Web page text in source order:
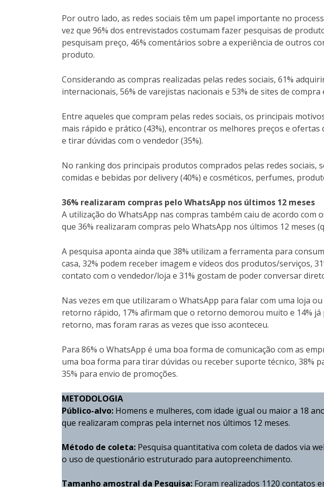
Por outro lado, as redes sociais têm um papel importante no
vez que 96% dos entrevistados costumam fazer pesquisas de
pesquisam preço, 46% comentários sobre a experiência de outros
produto.
Considerando as compras realizadas pelas redes sociais, 61%
internacionais, 56% de varejistas nacionais e 53% de sites de
Entre aqueles que compram pelas redes sociais, os principais
mais rápido e prático (43%), encontrar os melhores preços e
e tirar dúvidas com o vendedor (35%).
No ranking dos principais produtos comprados pelas redes sociais,
comidas e bebidas por delivery (40%) e cosméticos, perfumes,
36% realizaram compras pelo WhatsApp nos últimos 12 meses
A utilização do WhatsApp nas compras também caiu de acordo com
que 36% realizaram compras pelo WhatsApp nos últimos 12 meses
A pesquisa aponta ainda que 38% utilizam a ferramenta para
casa, 32% podem receber imagem e vídeos dos produtos/serviços,
contato com o vendedor/loja e 31% gostam de poder conversar
Nas vezes em que utilizaram o WhatsApp para falar com uma loja
retorno rápido, 17% afirmam que o retorno demorou muito e 14%
retorno, mas foram raras as vezes que isso aconteceu.
Para 86% o WhatsApp é uma boa forma de comunicação com as
uma boa forma para tirar dúvidas ou receber suporte técnico, 38%
35% para envio de promoções.
METODOLOGIA
Público-alvo: Homens e mulheres, com idade igual ou maior a 18
que realizaram compras pela internet nos últimos 12 meses.
Método de coleta: Pesquisa quantitativa com coleta de dados via
o uso de questionário estruturado para autopreenchimento.
Tamanho amostral da Pesquisa: Foram realizados 1120 contatos